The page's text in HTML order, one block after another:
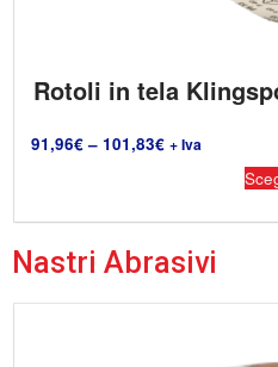
Rotoli in tela
91,96€– 101,83€ + Iva
Nastri Abrasivi